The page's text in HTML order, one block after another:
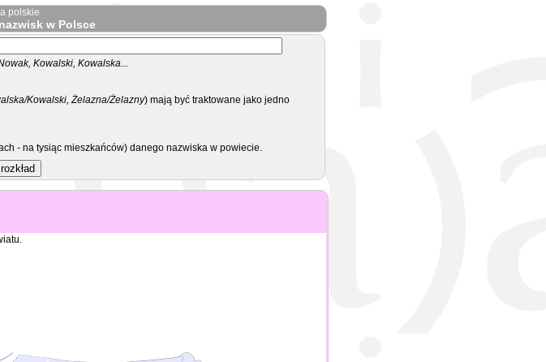
polskie
w Polsce
Kowalski, Kowalska...
Kowalski, Żelazna/Żelazny) mają być traktowane jako jedno
- na tysiąc mieszkańców) danego nazwiska w powiecie.